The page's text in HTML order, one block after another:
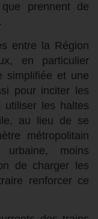
prennent de
entre la Région
en particulier
simplifiée et une
pour inciter les
utiliser les haltes
au lieu de se
métropolitain
moins
de charger les
renforcer ce